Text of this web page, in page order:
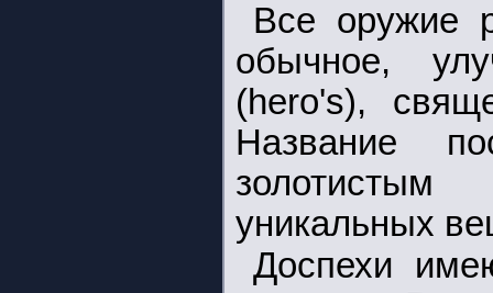
Все оружие
обычное,
(hero's),
Название
уникальных
Доспехи